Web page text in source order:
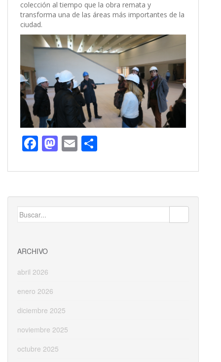
colección al tiempo que la obra remata y
transforma una de las áreas más importantes de la
ciudad.
F
e
b
o
M
to
d
E
ai
l
m
p
Buscar:
ARCHIVO
abril 2026
enero 2026
diciembre 2025
noviembre 2025
octubre 2025